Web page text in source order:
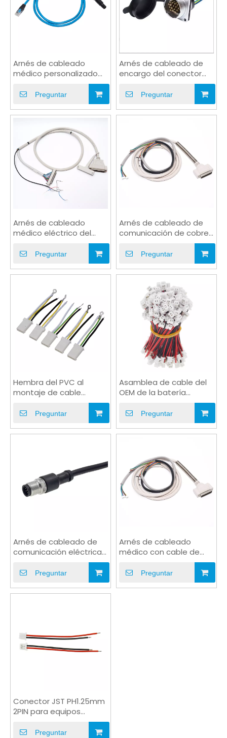
Arnés de cableado
médico personalizado
aislado con conector
RJ45
Preguntar
Arnés de cableado de
encargo del conector
enchufe de la aviación
Preguntar
Arnés de cableado
médico eléctrico del
Preguntar
Arnés de cableado de
comunicación de cobre
de cable de extensión
de enchufe de PVC
Preguntar
Hembra del PVC al
montaje de cable
masculino del OEM del
terminal PH4.5mm 2PIN
Preguntar
Asamblea de cable del
OEM de la batería
terminal del PVC del
alambre de puente del
Preguntar
Arnés de cableado de
comunicación eléctrica
de cobre con conector
personalizado
Preguntar
Arnés de cableado
médico con cable de
extensión personalizado
DB 25PINPreguntar
Conector JST PH1.25mm
2PIN para equipos
Preguntar